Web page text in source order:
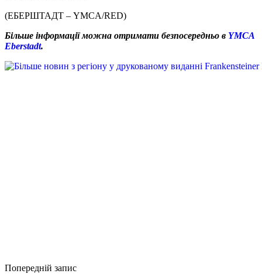
(ЕБЕРШТАДТ – YMCA/RED)
Більше інформації можна отримати безпосередньо в YMCA
Eberstadt.
Попередній запис